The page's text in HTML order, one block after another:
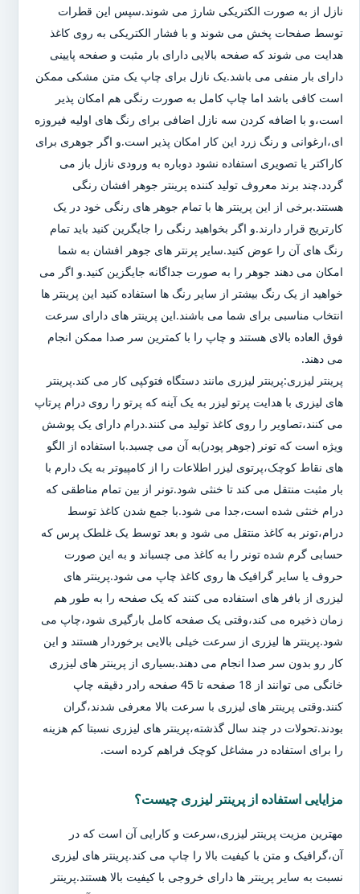
نازل از به صورت الکتریکی شارژ می شوند.سپس این قطرات
توسط صفحات پخش می شوند و با فشار الکتریکی به روی کاغذ
هدایت می شوند که صفحه بالایی دارای بار مثبت و صفحه پایینی
دارای بار منفی می باشد.یک نازل برای چاپ یک متن مشکی ممکن
است کافی باشد اما چاپ کامل به صورت رنگی هم امکان پذیر
است،و با اضافه کردن سه نازل اضافی برای رنگ های اولیه فیروزه
ای،ارغوانی و رنگ زرد این کار امکان پذیر است.و اگر جوهری برای
کاراکتر یا تصویری استفاده نشود دوباره به ورودی نازل باز می
گردد.چند برند معروف تولید کننده پرینتر جوهر افشان رنگی
هستند.برخی از این پرینتر ها با تمام جوهر های رنگی خود در یک
کارتریج قرار دارند.و اگر بخواهید رنگی را جایگرین کنید باید تمام
رنگ های آن را عوض کنید.سایر پرنتر های جوهر افشان به شما
امکان می دهند جوهر را به صورت جداگانه جایگزین کنید.و اگر می
خواهید از یک رنگ بیشتر از سایر رنگ ها استفاده کنید این پرینتر ها
انتخاب مناسبی برای شما می باشند.این پرینتر های دارای سرعت
فوق العاده بالای هستند و چاپ را با کمترین سر صدا ممکن انجام
می دهند.
پرینتر لیزری:پرینتر لیزری مانند دستگاه فتوکپی کار می کند.پرینتر
های لیزری با هدایت پرتو لیزر به یک آینه که پرتو را روی درام پرتاپ
می کنند،تصاویر را روی کاغذ تولید می کنند.درام دارای یک پوشش
ویژه است که تونر (جوهر پودر)به آن می چسبد.با استفاده از الگو
های نقاط کوچک،پرتوی لیزر اطلاعات را از کامپیوتر به یک دارم با
بار مثبت منتقل می کند تا خنثی شود.تونر از بین تمام مناطقی که
درام خنثی شده است،جدا می شود.با جمع شدن کاغذ توسط
درام،تونر به کاغذ منتقل می شود و بعد توسط یک غلطک پرس که
حسابی گرم شده تونر را به کاغذ می چسباند و به این صورت
حروف یا سایر گرافیک ها روی کاغذ چاپ می شود.پرینتر های
لیزری از بافر های استفاده می کنند که یک صفحه را به طور هم
زمان ذخیره می کند،وقتی یک صفحه کامل بارگیری شود،چاپ می
شود.پرینتر ها لیزری از سرعت خیلی بالایی برخوردار هستند و این
کار رو بدون سر صدا انجام می دهند.بسیاری از پرینتر های لیزری
خانگی می توانند از 18 صفحه تا 45 صفحه رادر دقیقه چاپ
کنند.وقتی پرینتر های لیزری با سرعت بالا معرفی شدند،گران
بودند.تحولات در چند سال گذشته،پرینتر های لیزری نسبتا کم هزینه
را برای استفاده در مشاغل کوچک فراهم کرده است.
مزایایی استفاده از پرینتر لیزری چیست؟
مهترین مزیت پرینتر لیزری،سرعت و کارایی آن است که در
آن،گرافیک و متن با کیفیت بالا را چاپ می کند.پرینتر های لیزری
نسبت به سایر پرینتر ها دارای خروجی با کیفیت بالا هستند.پرینتر